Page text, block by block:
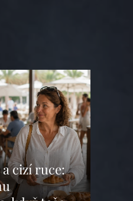
cizí ruce: